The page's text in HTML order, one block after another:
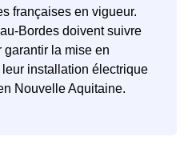
françaises en vigueur.
Bordes doivent suivre
garantir la mise en
installation électrique
Nouvelle Aquitaine.